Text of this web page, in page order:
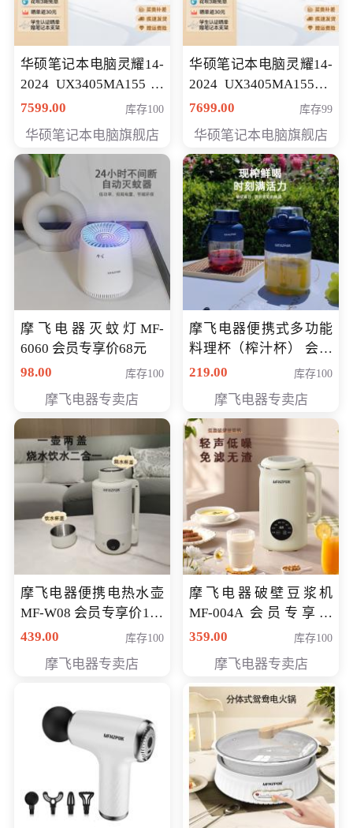
华硕笔记本电脑灵耀14-
2024 UX3405MA155冰
川银 oled 智慧轻薄本 会
7599.00 库存100
华硕笔记本电脑旗舰店
华硕笔记本电脑灵耀14-
2024 UX3405MA155夜
空蓝 oled 智慧轻薄本 会
7699.00 库存99
华硕笔记本电脑旗舰店
摩飞电器灭蚊灯MF-
6060 会员专享价68元
98.00
库存100
摩飞电器专卖店
摩飞电器便携式多功能
料理杯（榨汁杯） 会员
专享价118元
219.00 库存100
摩飞电器专卖店
摩飞电器便携电热水壶
MF-W08 会员专享价198
元
439.00 库存100
摩飞电器专卖店
摩飞电器破壁豆浆机
MF-004A 会员专享价
168元
359.00 库存100
摩飞电器专卖店